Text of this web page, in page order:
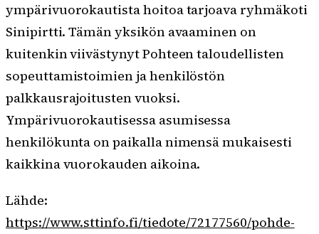
ympärivuorokautista hoitoa tarjoava ryhmäkoti
Sinipirtti. Tämän yksikön avaaminen on
kuitenkin viivästynyt Pohteen taloudellisten
sopeuttamistoimien ja henkilöstön
palkkausrajoitusten vuoksi.
Ympärivuorokautisessa asumisessa
henkilökunta on paikalla nimensä mukaisesti
kaikkina vuorokauden aikoina.
Lähde:
https://www.sttinfo.fi/tiedote/72177560/pohde-